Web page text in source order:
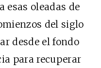
esas oleadas de
del siglo
desde el fondo
para recuperar